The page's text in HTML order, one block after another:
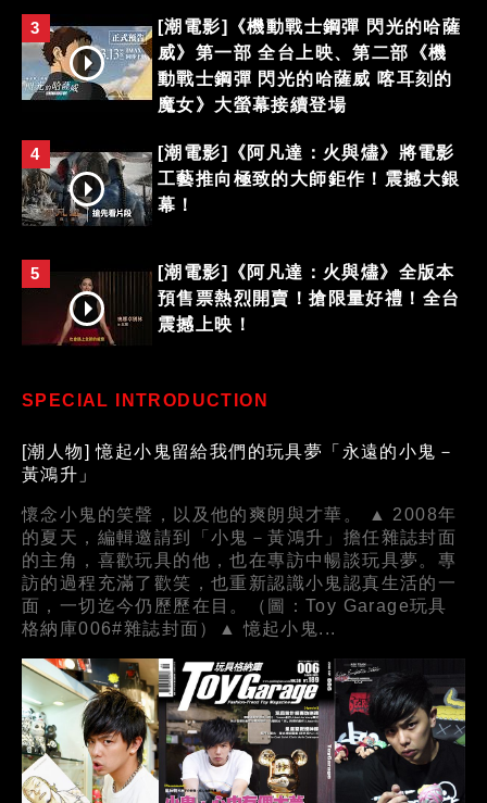
3
[潮電影]《機動戰士鋼彈 閃光的哈薩
威》第一部 全台上映、第二部《機
動戰士鋼彈 閃光的哈薩威 喀耳刻的
魔女》大螢幕接續登場
4
[潮電影]《阿凡達：火與燼》將電影
工藝推向極致的大師鉅作！震撼大銀
幕！
5
[潮電影]《阿凡達：火與燼》全版本
預售票熱烈開賣！搶限量好禮！全台
震撼上映！
SPECIAL INTRODUCTION
[潮人物] 憶起小鬼留給我們的玩具夢「永遠的小鬼－
黃鴻升」
懷念小鬼的笑聲，以及他的爽朗與才華。 ▲ 2008年
的夏天，編輯邀請到「小鬼－黃鴻升」擔任雜誌封面
的主角，喜歡玩具的他，也在專訪中暢談玩具夢。專
訪的過程充滿了歡笑，也重新認識小鬼認真生活的一
面，一切迄今仍歷歷在目。（圖：Toy Garage玩具
格納庫006#雜誌封面）▲ 憶起小鬼...